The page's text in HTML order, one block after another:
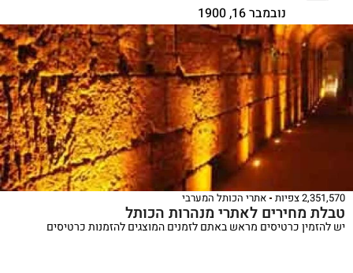
נובמבר 16, 1900
2,351,570 צפיות אתרי הכותל המערבי
טבלת מחירים לאתרי מנהרות הכותל
יש להזמין כרטיסים מראש באתם לזמנים המוצגים להזמנות כרטיסים